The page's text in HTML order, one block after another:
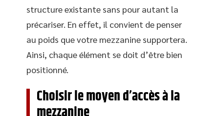
structure existante sans pour autant la
précariser. En effet, il convient de penser
au poids que votre mezzanine supportera.
Ainsi, chaque élément se doit d’être bien
positionné.
Choisir le moyen d’accès à la